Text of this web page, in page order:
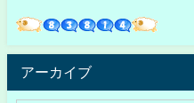
アーカイブ